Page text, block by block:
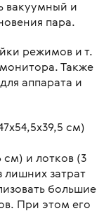
вакуумный и
пара.
режимов и т.
Также
аппарата и
см)
см) и лотков (3
лишних затрат
большие
При этом его